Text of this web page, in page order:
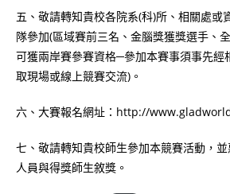
五、敬請轉知貴校各院系(科)所、相關處或
隊參加(區域賽前三名、金腦獎獲獎選手、
可獲兩岸賽參賽資格─參加本賽事須事先經
取現場或線上競賽交流)。
六、大賽報名網址：http://
七、敬請轉知貴校師生參加本競賽活動，
人員與得獎師生敘獎。